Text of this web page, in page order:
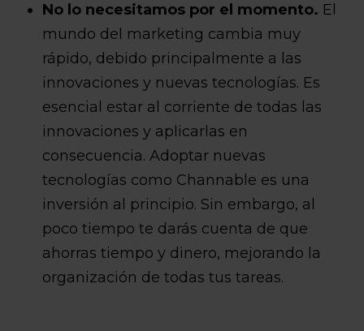
No lo necesitamos por el momento. El
mundo del marketing cambia muy
rápido, debido principalmente a las
innovaciones y nuevas tecnologías. Es
esencial estar al corriente de todas las
innovaciones y aplicarlas en
consecuencia. Adoptar nuevas
tecnologías como Channable es una
inversión al principio. Sin embargo, al
poco tiempo te darás cuenta de que
ahorras tiempo y dinero, mejorando la
organización de todas tus tareas.